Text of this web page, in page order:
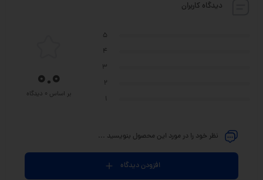
دیدگاه کاربران
5
4
3
2
1
0.0
بر اساس 0 دیدگاه
نظر خود را در مورد این محصول بنویسید ...
افزودن دیدگاه